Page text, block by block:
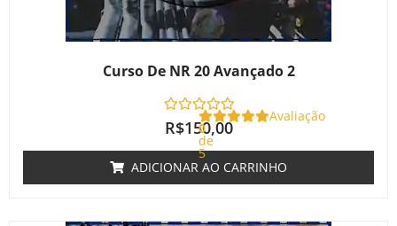
Curso De NR 20 Avançado 2
Avaliação
0
de
5
R$150,00
ADICIONAR AO CARRINHO